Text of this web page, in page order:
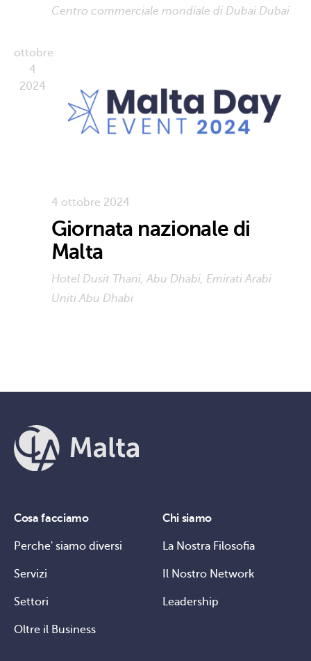
Centro commerciale mondiale di Dubai Dubai
ottobre
4
2024
4 ottobre 2024
Giornata nazionale di
Malta
Hotel Dusit Thani, Abu Dhabi, Emirati Arabi
UnitiAbu Dhabi
Cosa facciamo
Perche' siamo diversi
Servizi
Settori
Oltre il Business
Chi siamo
La Nostra Filosofia
Il Nostro Network
Leadership